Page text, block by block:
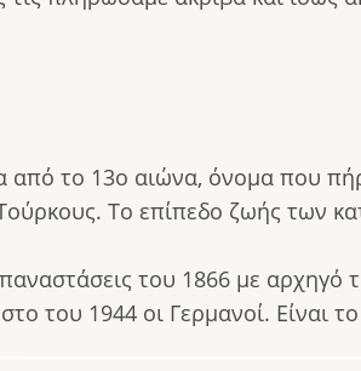
από το 13ο αιώνα, όνομα που
Το επίπεδο ζωής των
του 1866 με
του 1944 οι Γερμανοί. Είναι